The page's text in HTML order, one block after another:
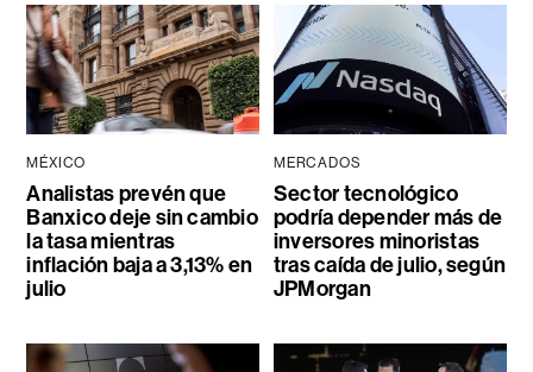
MÉXICO
Analistas prevén que
Banxico deje sin cambio
la tasa mientras
inflación baja a 3,13% en
julio
MERCADOS
Sector tecnológico
podría depender más de
inversores minoristas
tras caída de julio, según
JPMorgan